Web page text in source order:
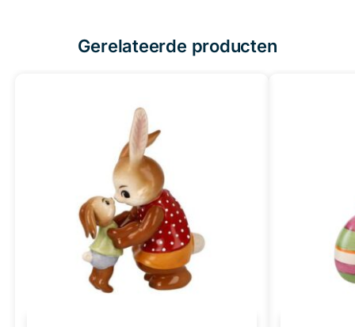
Gerelateerde producten